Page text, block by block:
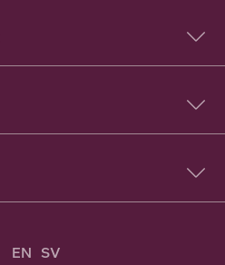
EN SV